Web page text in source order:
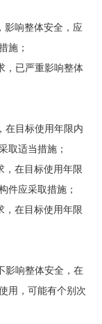
影响整体安全，应
施；
，已严重影响整体
在目标使用年限内
取适当措施；
，在目标使用年限
件应采取措施；
，在目标使用年限
影响整体安全，在
用，可能有个别次